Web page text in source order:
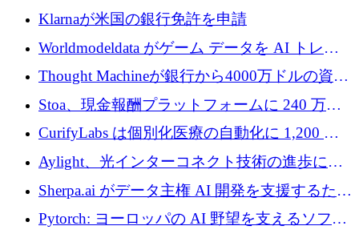
材料スタートアップ TaiSan が 465 万ポンドを
Klarnaが米国の銀行免許を申請
Worldmodeldata がゲーム データを AI トレー
ニングに変えるために 700 万ポンドを獲得
Thought Machineが銀行から4000万ドルの資金
調達、年間収益1億ドルを突破
Stoa、現金報酬プラットフォームに 240 万ド
ルを確保
CurifyLabs は個別化医療の自動化に 1,200 万
ユーロを寄付
Aylight、光インターコネクト技術の進歩に向
けて450万ユーロのプレシードラウンドを終了
Sherpa.ai がデータ主権 AI 開発を支援するため
に 1,800 万ドルを調達
Pytorch: ヨーロッパの AI 野望を支えるソフト